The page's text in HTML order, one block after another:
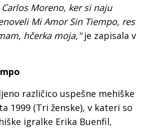
Moreno, ker si naju
Mi Amor Sin Tiempo, res
hčerka moja,"je zapisala v
različico uspešne mehiške
1999 (Tri ženske), v kateri so
igralke Erika Buenfil,